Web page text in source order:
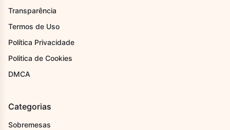
Transparência
Termos de Uso
Política Privacidade
Politica de Cookies
DMCA
Categorias
Sobremesas